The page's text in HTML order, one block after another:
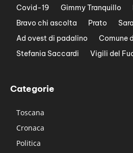
Covid-19
Gimmy Tranquillo
Bravo chi ascolta
Prato
Ad ovest di padalino
Comune
Stefania Saccardi
Vigili del
Categorie
Toscana
Cronaca
Politica